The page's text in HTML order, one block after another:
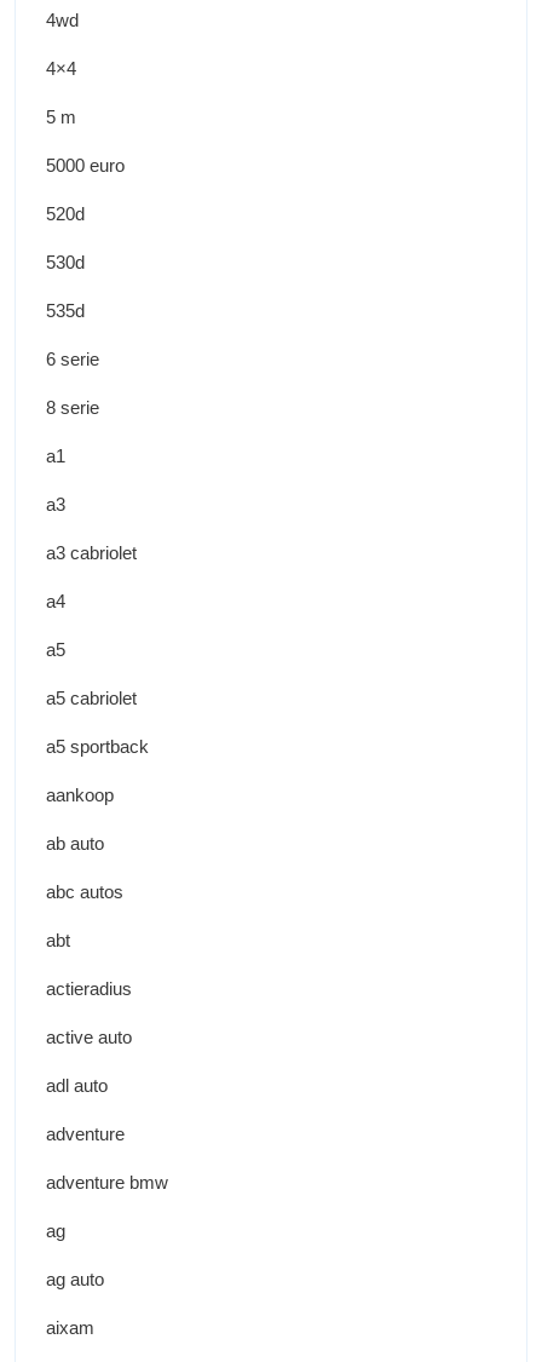
4wd
4×4
5 m
5000 euro
520d
530d
535d
6 serie
8 serie
a1
a3
a3 cabriolet
a4
a5
a5 cabriolet
a5 sportback
aankoop
ab auto
abc autos
abt
actieradius
active auto
adl auto
adventure
adventure bmw
ag
ag auto
aixam